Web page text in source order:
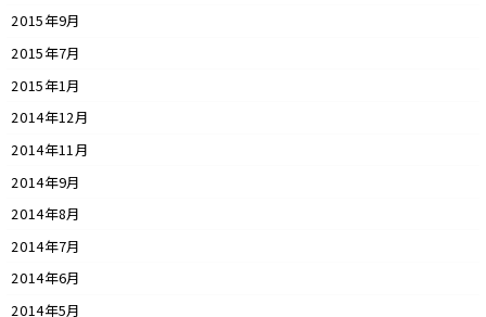
2015年9月
2015年7月
2015年1月
2014年12月
2014年11月
2014年9月
2014年8月
2014年7月
2014年6月
2014年5月